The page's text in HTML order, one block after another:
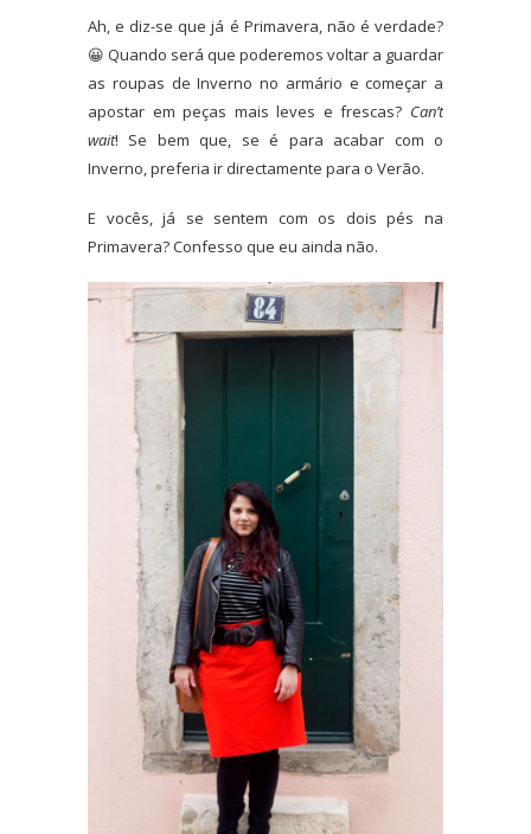
Ah, e diz-se que já é Primavera, não é verdade?
😀 Quando será que poderemos voltar a guardar
as roupas de Inverno no armário e começar a
apostar em peças mais leves e frescas? Can’t
wait! Se bem que, se é para acabar com o
Inverno, preferia ir directamente para o Verão.
E vocês, já se sentem com os dois pés na
Primavera? Confesso que eu ainda não.